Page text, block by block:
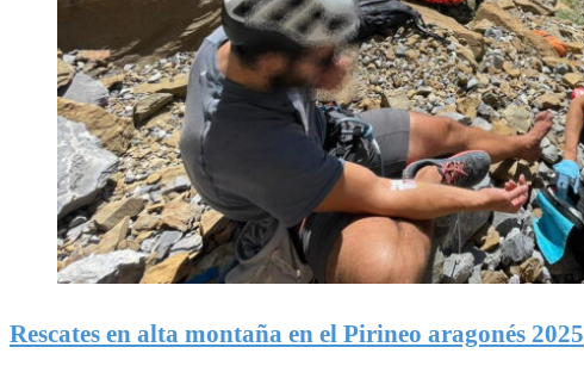
Rescates en alta montaña en el Pirineo aragonés 2025